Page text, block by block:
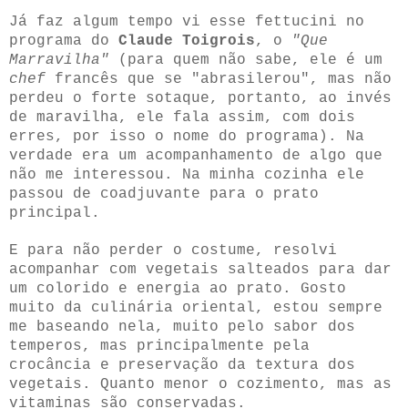
Já faz algum tempo vi esse fettucini no
programa do Claude Toigrois, o
"Que
Marravilha" (para quem não sabe, ele é um
chef francês que se "abrasilerou", mas não
perdeu o forte sotaque, portanto, ao invés
de maravilha, ele fala assim, com dois
erres, por isso o nome do programa). Na
verdade era um acompanhamento de algo que
não me interessou. Na minha cozinha ele
passou de coadjuvante para o prato
principal.
E para não perder o costume, resolvi
acompanhar com vegetais salteados para dar
um colorido e energia ao prato. Gosto
muito da culinária oriental, estou sempre
me baseando nela, muito pelo sabor dos
temperos, mas principalmente pela
crocância e preservação da textura dos
vegetais. Quanto menor o cozimento, mas as
vitaminas são conservadas.